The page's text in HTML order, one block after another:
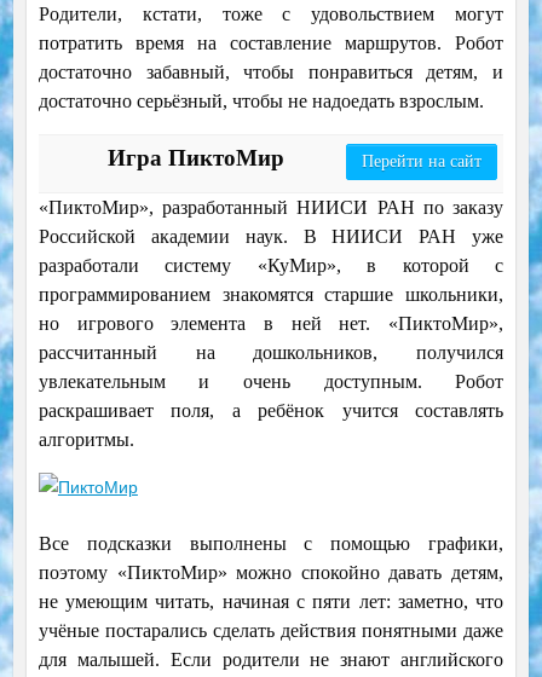
Родители, кстати, тоже с удовольствием могут
потратить время на составление маршрутов. Робот
достаточно забавный, чтобы понравиться детям, и
достаточно серьёзный, чтобы не надоедать взрослым.
Игра ПиктоМир Перейти на сайт
«ПиктоМир», разработанный НИИСИ РАН по заказу
Российской академии наук. В НИИСИ РАН уже
разработали систему «КуМир», в которой с
программированием знакомятся старшие школьники,
но игрового элемента в ней нет. «ПиктоМир»,
рассчитанный на дошкольников, получился
увлекательным и очень доступным.Робот
раскрашивает поля, а ребёнок учится составлять
алгоритмы.
Все подсказки выполнены с помощью графики,
поэтому «ПиктоМир» можно спокойно давать детям,
не умеющим читать, начиная с пяти лет: заметно, что
учёные постарались сделать действия понятными даже
для малышей. Если родители не знают английского